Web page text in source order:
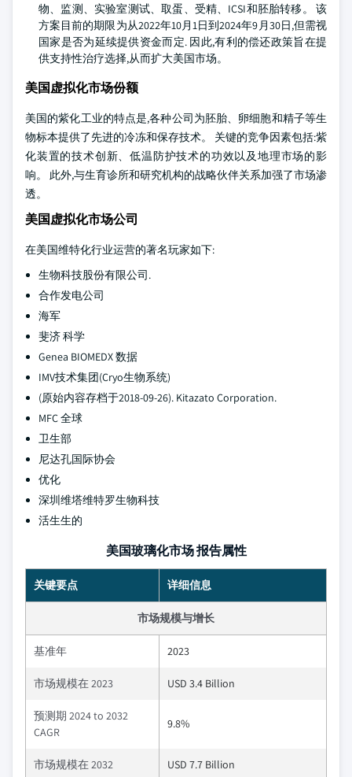
物、监测、实验室测试、取蛋、受精、ICSI和胚胎转移。 该
方案目前的期限为从2022年10月1日到2024年9月30日,但需视
国家是否为延续提供资金而定. 因此,有利的偿还政策旨在提
供支持性治疗选择,从而扩大美国市场。
美国虚拟化市场份额
美国的紫化工业的特点是,各种公司为胚胎、卵细胞和精子等生
物标本提供了先进的冷冻和保存技术。 关键的竞争因素包括:紫
化装置的技术创新、低温防护技术的功效以及地理市场的影
响。 此外,与生育诊所和研究机构的战略伙伴关系加强了市场渗
透。
美国虚拟化市场公司
在美国维特化行业运营的著名玩家如下:
生物科技股份有限公司.
合作发电公司
海军
斐济 科学
Genea BIOMEDX 数据
IMV技术集团(Cryo生物系统)
(原始内容存档于2018-09-26). Kitazato Corporation.
MFC 全球
卫生部
尼达孔国际协会
优化
深圳维塔维特罗生物科技
活生生的
美国玻璃化市场 报告属性
关键要点 详细信息
市场规模与增长
基准年 2023
市场规模在 2023 USD 3.4 Billion
预测期 2024 to 2032
CAGR
9.8%
市场规模在 2032 USD 7.7 Billion